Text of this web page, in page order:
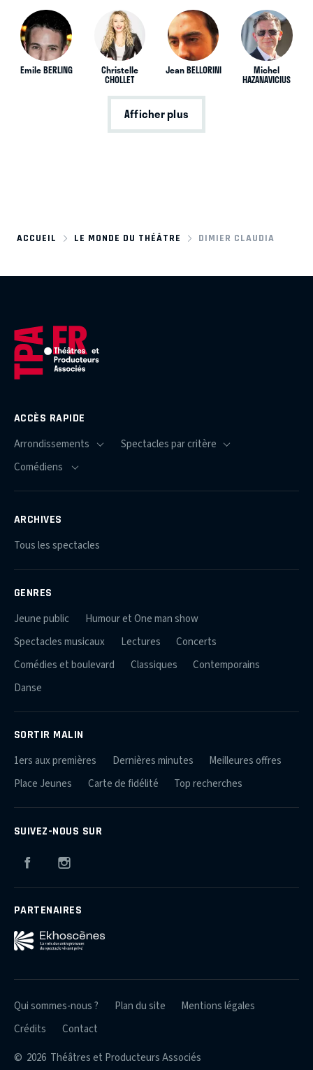
Emile BERLING Christelle
CHOLLET
Jean BELLORINI Michel
HAZANAVICIUS
Afficher plus
ACCUEIL LE MONDE DU THÉÂTRE DIMIER CLAUDIA
ACCÈS RAPIDE
ARCHIVES
Tous les spectacles
GENRES
Jeune public
Humour et One man show
Spectacles musicaux
Lectures
Concerts
Comédies et boulevard
Classiques
Contemporains
Danse
SORTIR MALIN
1ers aux premières Dernières minutes
Meilleures offres
Place Jeunes
Carte de fidélité Top recherches
SUIVEZ-NOUS SUR
Facebook
PARTENAIRES
© 2026 Théâtres et Producteurs Associés
Qui sommes-nous ? Plan du site
Mentions légales
Crédits
Contact